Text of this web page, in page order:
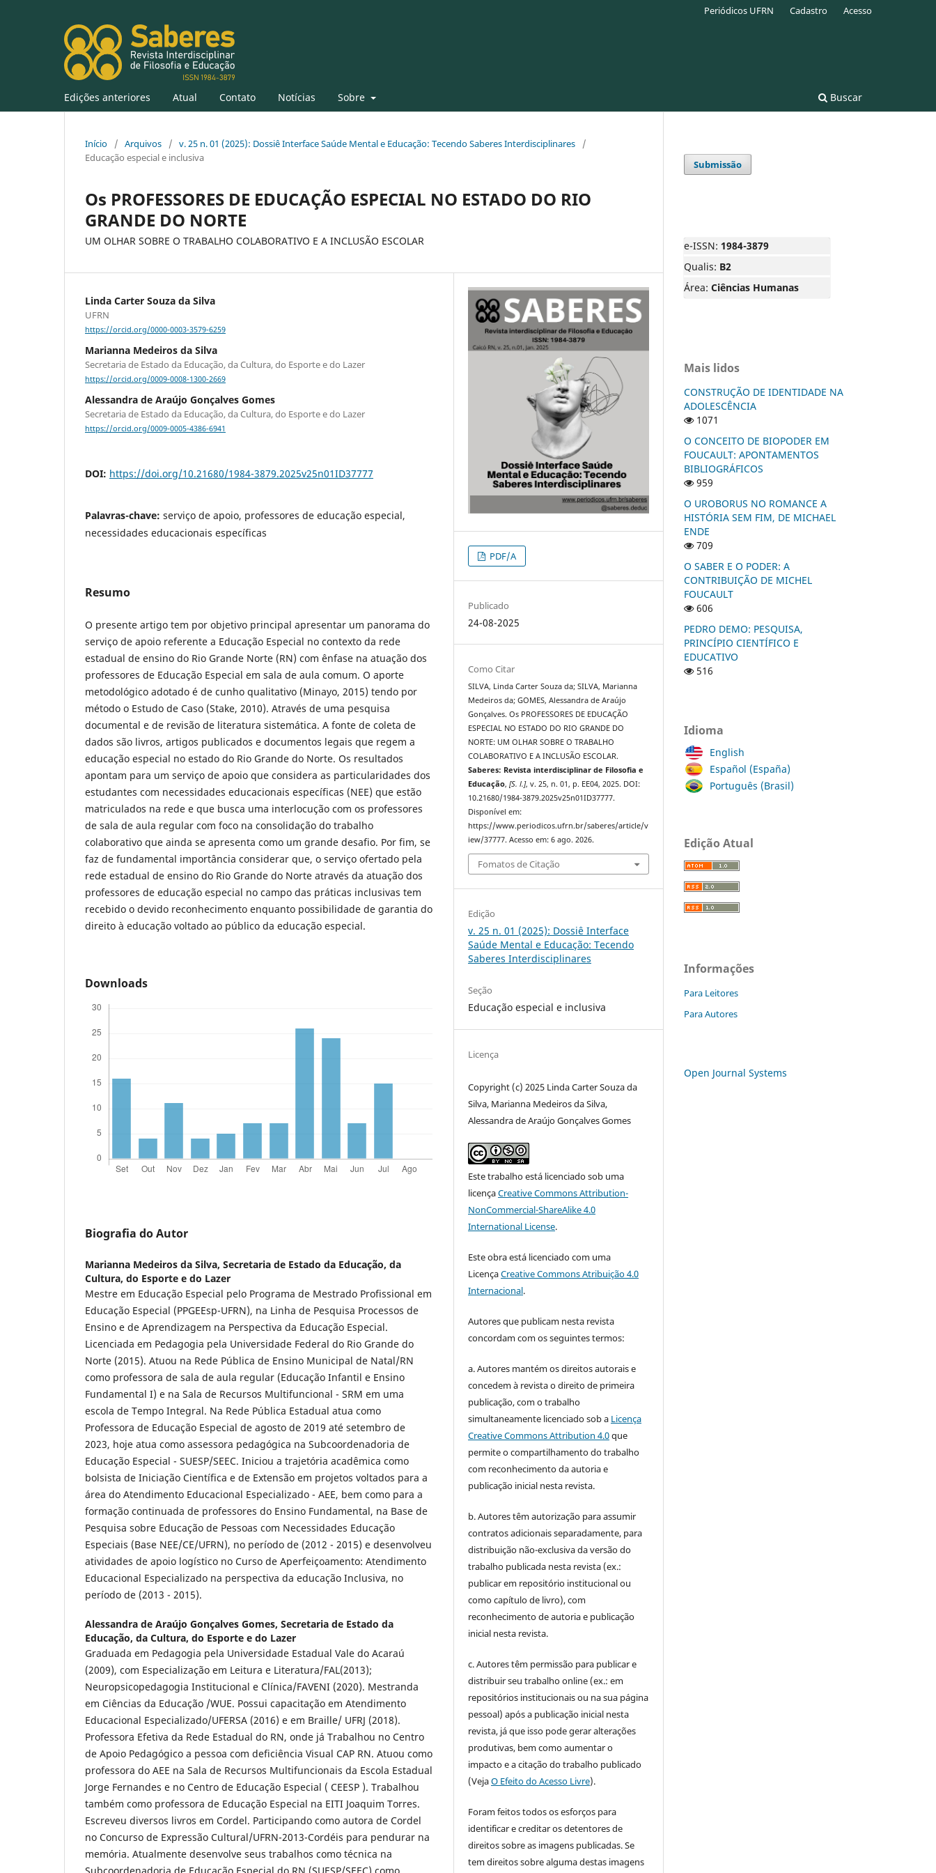
Edições anteriores Atual Contato Notícias Sobre Buscar
Periódicos UFRN Cadastro Acesso
Início / Arquivos / v. 25 n. 01 (2025): Dossiê Interface Saúde Mental e Educação: Tecendo Saberes Interdisciplinares
/
Educação especial e inclusiva
Os PROFESSORES DE EDUCAÇÃO ESPECIAL NO ESTADO DO RIO
GRANDE DO NORTE
UM OLHAR SOBRE O TRABALHO COLABORATIVO E A INCLUSÃO ESCOLAR
Linda Carter Souza da Silva
UFRN
https://orcid.org/0000-0003-3579-6259
Marianna Medeiros da Silva
Secretaria de Estado da Educação, da Cultura, do Esporte e do Lazer
https://orcid.org/0009-0008-1300-2669
Alessandra de Araújo Gonçalves Gomes
Secretaria de Estado da Educação, da Cultura, do Esporte e do Lazer
https://orcid.org/0009-0005-4386-6941
DOI: https://doi.org/10.21680/1984-3879.2025v25n01ID37777
Palavras-chave: serviço de apoio, professores de educação especial,
necessidades educacionais específicas
Resumo
O presente artigo tem por objetivo principal apresentar um panorama do
serviço de apoio referente a Educação Especial no contexto da rede
estadual de ensino do Rio Grande Norte (RN) com ênfase na atuação dos
professores de Educação Especial em sala de aula comum. O aporte
metodológico adotado é de cunho qualitativo (Minayo, 2015) tendo por
método o Estudo de Caso (Stake, 2010). Através de uma pesquisa
documental e de revisão de literatura sistemática. A fonte de coleta de
dados são livros, artigos publicados e documentos legais que regem a
educação especial no estado do Rio Grande do Norte. Os resultados
apontam para um serviço de apoio que considera as particularidades dos
estudantes com necessidades educacionais específicas (NEE) que estão
matriculados na rede e que busca uma interlocução com os professores
de sala de aula regular com foco na consolidação do trabalho
colaborativo que ainda se apresenta como um grande desafio. Por fim, se
faz de fundamental importância considerar que, o serviço ofertado pela
rede estadual de ensino do Rio Grande do Norte através da atuação dos
professores de educação especial no campo das práticas inclusivas tem
recebido o devido reconhecimento enquanto possibilidade de garantia do
direito à educação voltado ao público da educação especial.
Downloads
Biografia do Autor
Marianna Medeiros da Silva, Secretaria de Estado da Educação, da
Cultura, do Esporte e do Lazer
Mestre em Educação Especial pelo Programa de Mestrado Profissional em
Educação Especial (PPGEEsp-UFRN), na Linha de Pesquisa Processos de
Ensino e de Aprendizagem na Perspectiva da Educação Especial.
Licenciada em Pedagogia pela Universidade Federal do Rio Grande do
Norte (2015). Atuou na Rede Pública de Ensino Municipal de Natal/RN
como professora de sala de aula regular (Educação Infantil e Ensino
Fundamental I) e na Sala de Recursos Multifuncional - SRM em uma
escola de Tempo Integral. Na Rede Pública Estadual atua como
Professora de Educação Especial de agosto de 2019 até setembro de
2023, hoje atua como assessora pedagógica na Subcoordenadoria de
Educação Especial - SUESP/SEEC. Iniciou a trajetória acadêmica como
bolsista de Iniciação Científica e de Extensão em projetos voltados para a
área do Atendimento Educacional Especializado - AEE, bem como para a
formação continuada de professores do Ensino Fundamental, na Base de
Pesquisa sobre Educação de Pessoas com Necessidades Educação
Especiais (Base NEE/CE/UFRN), no período de (2012 - 2015) e desenvolveu
atividades de apoio logístico no Curso de Aperfeiçoamento: Atendimento
Educacional Especializado na perspectiva da educação Inclusiva, no
período de (2013 - 2015).
Alessandra de Araújo Gonçalves Gomes, Secretaria de Estado da
Educação, da Cultura, do Esporte e do Lazer
Graduada em Pedagogia pela Universidade Estadual Vale do Acaraú
(2009), com Especialização em Leitura e Literatura/FAL(2013);
Neuropsicopedagogia Institucional e Clínica/FAVENI (2020). Mestranda
em Ciências da Educação /WUE. Possui capacitação em Atendimento
Educacional Especializado/UFERSA (2016) e em Braille/ UFRJ (2018).
Professora Efetiva da Rede Estadual do RN, onde já Trabalhou no Centro
de Apoio Pedagógico a pessoa com deficiência Visual CAP RN. Atuou como
professora do AEE na Sala de Recursos Multifuncionais da Escola Estadual
Jorge Fernandes e no Centro de Educação Especial ( CEESP ). Trabalhou
também como professora de Educação Especial na EITI Joaquim Torres.
Escreveu diversos livros em Cordel. Participando como autora de Cordel
no Concurso de Expressão Cultural/UFRN-2013-Cordéis para pendurar na
memória. Atualmente desenvolve seus trabalhos como técnica na
PDF/A
Publicado
24-08-2025
Como Citar
SILVA, Linda Carter Souza da; SILVA, Marianna
Medeiros da; GOMES, Alessandra de Araújo
Gonçalves. Os PROFESSORES DE EDUCAÇÃO
ESPECIAL NO ESTADO DO RIO GRANDE DO
NORTE: UM OLHAR SOBRE O TRABALHO
COLABORATIVO E A INCLUSÃO ESCOLAR.
Saberes: Revista interdisciplinar de Filosofia e
Educação,[S. l.], v. 25, n. 01, p. EE04, 2025. DOI:
10.21680/1984-3879.2025v25n01ID37777.
Disponível em:
https://www.periodicos.ufrn.br/saberes/article/v
iew/37777. Acesso em: 6 ago. 2026.
Fomatos de Citação
Edição
v. 25 n. 01 (2025): Dossiê Interface
Saúde Mental e Educação: Tecendo
Saberes Interdisciplinares
Seção
Educação especial e inclusiva
Licença
Copyright (c) 2025 Linda Carter Souza da
Silva, Marianna Medeiros da Silva,
Alessandra de Araújo Gonçalves Gomes
Este trabalho está licenciado sob uma
licençaCreative Commons Attribution-
NonCommercial-ShareAlike 4.0
International License.
Este obra está licenciado com uma
LicençaCreative Commons Atribuição 4.0
Internacional.
Autores que publicam nesta revista
concordam com os seguintes termos:
a. Autores mantém os direitos autorais e
concedem à revista o direito de primeira
publicação, com o trabalho
simultaneamente licenciado sob a Licença
Creative Commons Attribution 4.0que
permite o compartilhamento do trabalho
com reconhecimento da autoria e
publicação inicial nesta revista.
b. Autores têm autorização para assumir
contratos adicionais separadamente, para
distribuição não-exclusiva da versão do
trabalho publicada nesta revista (ex.:
publicar em repositório institucional ou
como capítulo de livro), com
reconhecimento de autoria e publicação
inicial nesta revista.
c. Autores têm permissão para publicar e
distribuir seu trabalho online (ex.: em
repositórios institucionais ou na sua página
pessoal) após a publicação inicial nesta
revista, já que isso pode gerar alterações
produtivas, bem como aumentar o
impacto e a citação do trabalho publicado
(VejaO Efeito do Acesso Livre).
Foram feitos todos os esforços para
identificar e creditar os detentores de
direitos sobre as imagens publicadas. Se
tem direitos sobre alguma destas imagens
Submissão
e-ISSN: 1984-3879
Qualis: B2
Área: Ciências Humanas
Mais lidos
CONSTRUÇÃO DE IDENTIDADE NA
ADOLESCÊNCIA
1071
O CONCEITO DE BIOPODER EM
FOUCAULT: APONTAMENTOS
BIBLIOGRÁFICOS
959
O UROBORUS NO ROMANCE A
HISTÓRIA SEM FIM, DE MICHAEL
ENDE
709
O SABER E O PODER: A
CONTRIBUIÇÃO DE MICHEL
FOUCAULT
606
PEDRO DEMO: PESQUISA,
PRINCÍPIO CIENTÍFICO E
EDUCATIVO
516
Idioma
English
Español (España)
Português (Brasil)
Edição Atual
Informações
Para Leitores
Para Autores
Open Journal Systems